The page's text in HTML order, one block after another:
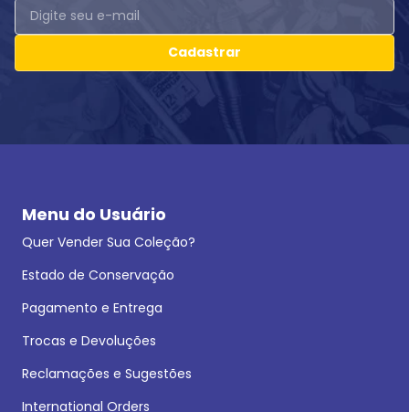
Cadastrar
Menu do Usuário
Quer Vender Sua Coleção?
Estado de Conservação
Pagamento e Entrega
Trocas e Devoluções
Reclamações e Sugestões
International Orders